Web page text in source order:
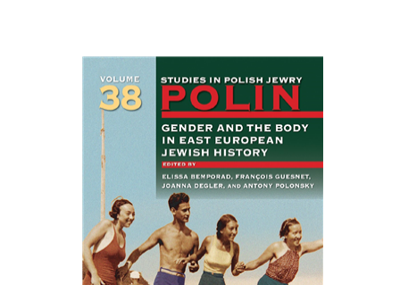
François Guesnet
Elissa
Bemporad
Joanna Degler
פולונסקי